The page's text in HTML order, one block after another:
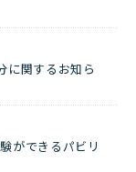
に関するお知ら
ができるパビリ